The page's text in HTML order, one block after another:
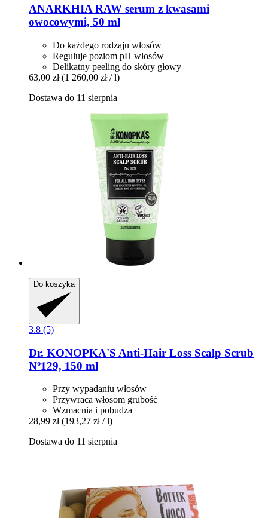
ANARKHIA RAW serum z kwasami
owocowymi, 50 ml
Do każdego rodzaju włosów
Reguluje poziom pH włosów
Delikatny peeling do skóry głowy
63,00 zł (1 260,00 zł / l)
Dostawa do 11 sierpnia
Do koszyka
3.8 (5)
Dr. KONOPKA'S Anti-​Hair Loss Scalp Scrub
Nº129, 150 ml
Przy wypadaniu włosów
Przywraca włosom grubość
Wzmacnia i pobudza
28,99 zł (193,27 zł / l)
Dostawa do 11 sierpnia